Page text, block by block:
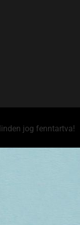
jog fenntartva!